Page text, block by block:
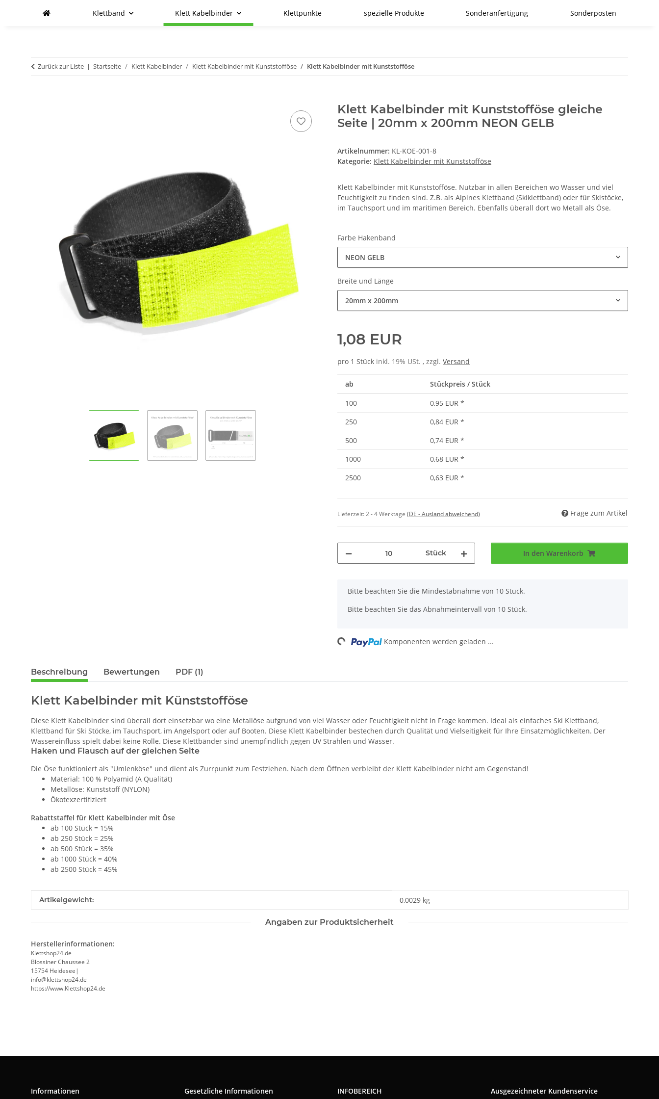
Klettband Klett Kabelbinder Klettpunkte spezielle Produkte Sonderanfertigung Sonderposten
Zurück zur Liste Startseite Klett Kabelbinder Klett Kabelbinder mit Kunststofföse Klett Kabelbinder mit Kunststofföse
Klett Kabelbinder mit Kunststofföse gleiche
Seite | 20mm x 200mm NEON GELB
Artikelnummer: KL-KOE-001-8
Kategorie: Klett Kabelbinder mit Kunststofföse
Klett Kabelbinder mit Kunststofföse. Nutzbar in allen Bereichen wo Wasser und viel
Feuchtigkeit zu finden sind. Z.B. als Alpines Klettband (Skiklettband) oder für Skistöcke,
im Tauchsport und im maritimen Bereich. Ebenfalls überall dort wo Metall als Öse.
Farbe Hakenband
NEON GELB
Breite und Länge
20mm x 200mm
1,08 EUR
pro 1 Stück inkl. 19% USt. , zzgl. Versand
ab Stückpreis / Stück
100 0,95 EUR *
250
0,84 EUR *
500
0,74 EUR *
1000
0,68 EUR *
2500
0,63 EUR *
Lieferzeit:2 - 4 Werktage (DE - Ausland abweichend) Frage zum Artikel
Stück In den Warenkorb
x
Bitte beachten Sie die Mindestabnahme von 10 Stück.
Bitte beachten Sie das Abnahmeintervall von 10 Stück.
Loading... Komponenten werden geladen ...
Beschreibung Bewertungen PDF (1)
Klett Kabelbinder mit Künststofföse
Diese Klett Kabelbinder sind überall dort einsetzbar wo eine Metallöse aufgrund von viel Wasser oder Feuchtigkeit nicht in Frage kommen. Ideal als einfaches Ski Klettband,
Klettband für Ski Stöcke, im Tauchsport, im Angelsport oder auf Booten. Diese Klett Kabelbinder bestechen durch Qualität und Vielseitigkeit für Ihre Einsatzmöglichkeiten. Der
Wassereinfluss spielt dabei keine Rolle. Diese Klettbänder sind unempfindlich gegen UV Strahlen und Wasser.
Haken und Flausch auf der gleichen Seite
Die Öse funktioniert als "Umlenköse" und dient als Zurrpunkt zum Festziehen. Nach dem Öffnen verbleibt der Klett Kabelbinder nicht am Gegenstand!
Material: 100 % Polyamid (A Qualität)
Metallöse: Kunststoff (NYLON)
Ökotexzertifiziert
Rabattstaffel für Klett Kabelbinder mit Öse
ab 100 Stück = 15%
ab 250 Stück = 25%
ab 500 Stück = 35%
ab 1000 Stück = 40%
ab 2500 Stück = 45%
Produkteigenschaft
Wert
Artikelgewicht: 0,0029 kg
Angaben zur Produktsicherheit
Herstellerinformationen:
Klettshop24.de
Blossiner Chaussee 2
15754 Heidesee|
info@klettshop24.de
https://www.Klettshop24.de
Informationen Gesetzliche Informationen INFOBEREICH Ausgezeichneter Kundenservice